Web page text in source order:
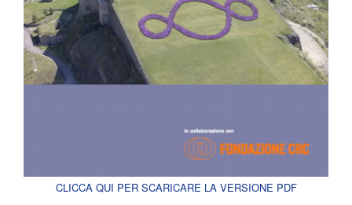
CLICCA QUI PER SCARICARE LA VERSIONE PDF